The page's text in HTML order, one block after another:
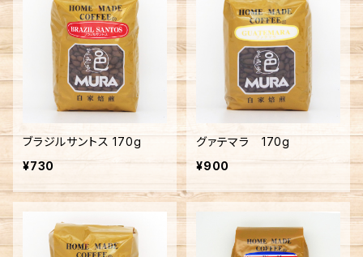
ブラジルサントス 170g
¥730
グァテマラ 170g
¥900